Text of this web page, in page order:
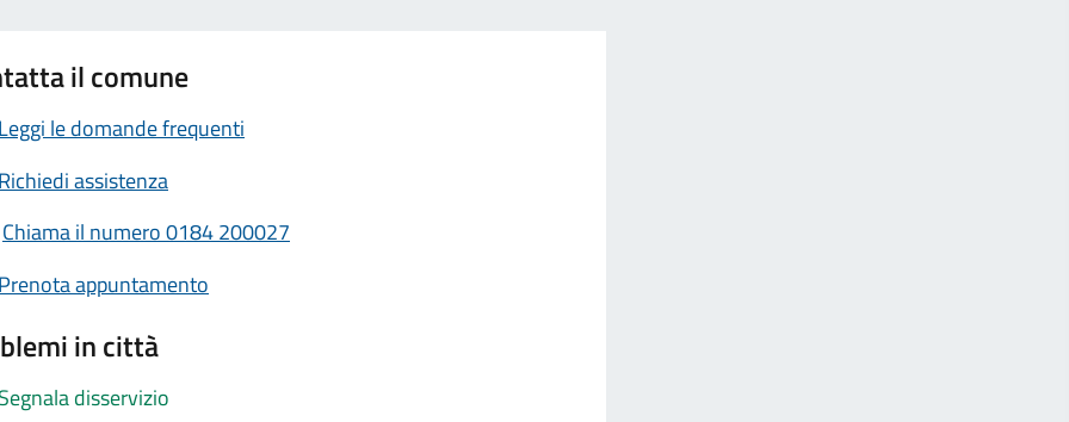
il comune
Leggi le domande frequenti
Richiedi assistenza
Chiama il numero 0184 200027
Prenota appuntamento
in città
Segnala disservizio